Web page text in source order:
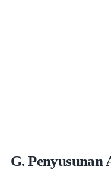
G. Penyusunan